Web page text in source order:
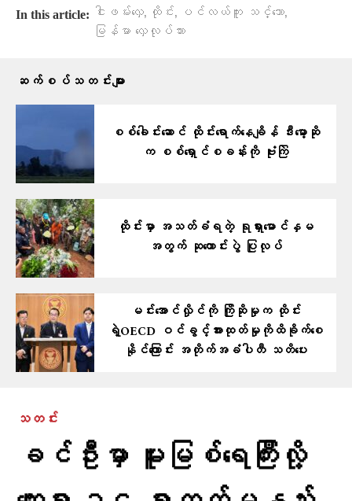
In this article: ငါးဖမ်းလှေ, ထိုင်း, ပင်လယ်ကူး သင်္ဘော,
မြန်မာ လှေလုပ်သား
ဆက်စပ်သတင်းများ
စစ်ခေါင်းဆောင် ထိုင်းရောက်နေချိန် ဒီးမော့ဆို
က စစ်ရှောင်စခန်းကို ဗုံးကြဲ
ထိုင်းမှာ အသတ်ခံရတဲ့ ရုရှားမောင်နှမ
အတွက် ဆုတောင်းပွဲ ပြုလုပ်
မင်းအောင်လှိုင်ကို ကြိုဆိုမှုက ထိုင်း
ရဲ့OECD ဝင်ခွင့်အားထုတ်မှုကိုထိခိုက်စေ
နိုင်ကြောင်း အတိုက်အခံပါတီ သတိပေး
သတင်း
ခင်ဦးမှာ မူးမြစ်ရေကြီးလို့